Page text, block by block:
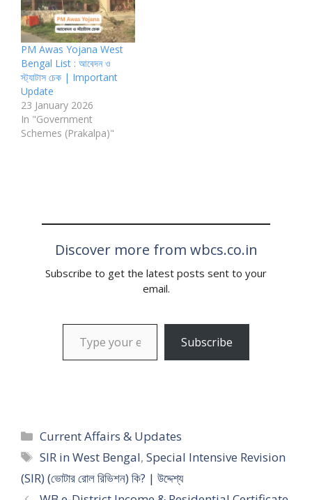
PM Awas Yojana West
Bengal List : আবেদন ও
স্ট্যাটাস চেক | Important
Update
23 January 2026
In "Government
Schemes (Prakalpa)"
Discover more from wbcs.co.in
Subscribe to get the latest posts sent to your
email.
Subscribe
Current Affairs & Updates
SIR in West Bengal,Special Intensive Revision
(SIR) (ভোটার রোল রিভিশন) কি? | উদ্দেশ্য